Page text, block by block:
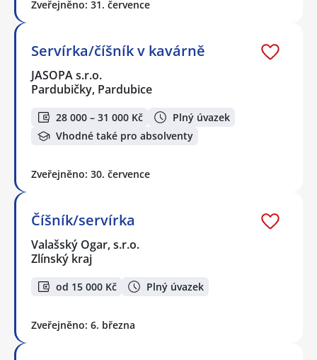
Zveřejněno: 31. července
Servírka/číšník v kavárně
JASOPA s.r.o.
Pardubičky, Pardubice
28 000 – 31 000 Kč
Plný úvazek
Vhodné také pro absolventy
Zveřejněno: 30. července
Číšník/servírka
Valašský Ogar, s.r.o.
Zlínský kraj
od 15 000 Kč Plný úvazek
Zveřejněno: 6. března